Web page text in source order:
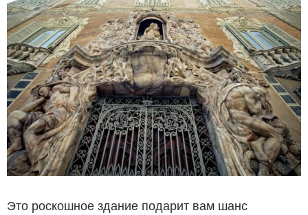
Это роскошное здание подарит вам шанс